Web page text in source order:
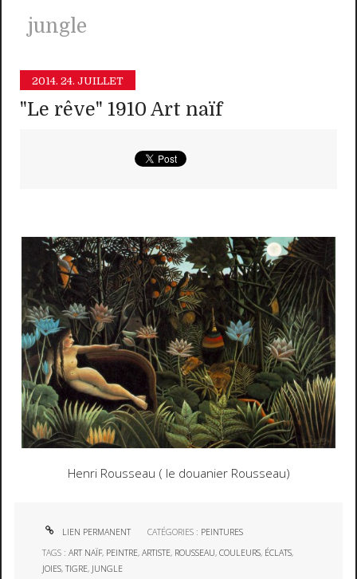
jungle
2014. 24. JUILLET
"Le rêve" 1910 Art naïf
Henri Rousseau ( le douanier Rousseau)
LIEN PERMANENT CATÉGORIES : PEINTURES
TAGS :ART NAÏF, PEINTRE,ARTISTE, ROUSSEAU,COULEURS, ÉCLATS,
JOIES,TIGRE, JUNGLE